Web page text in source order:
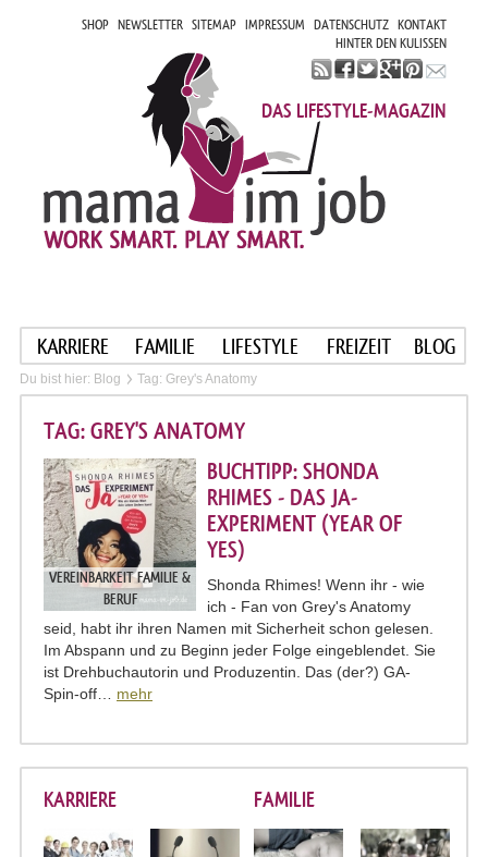
SHOP NEWSLETTER SITEMAP IMPRESSUM DATENSCHUTZ KONTAKT
HINTER DEN KULISSEN
DAS LIFESTYLE-MAGAZIN
KARRIERE FAMILIE LIFESTYLE FREIZEIT BLOG
Du bist hier: Blog Tag: Grey's Anatomy
TAG: GREY'S ANATOMY
VEREINBARKEIT FAMILIE &
BERUF
BUCHTIPP: SHONDA
RHIMES - DAS JA-
EXPERIMENT (YEAR OF
YES)
Shonda Rhimes! Wenn ihr - wie
ich - Fan von Grey's Anatomy
seid, habt ihr ihren Namen mit Sicherheit schon gelesen.
Im Abspann und zu Beginn jeder Folge eingeblendet. Sie
ist Drehbuchautorin und Produzentin. Das (der?) GA-
Spin-off… mehr
KARRIERE FAMILIE